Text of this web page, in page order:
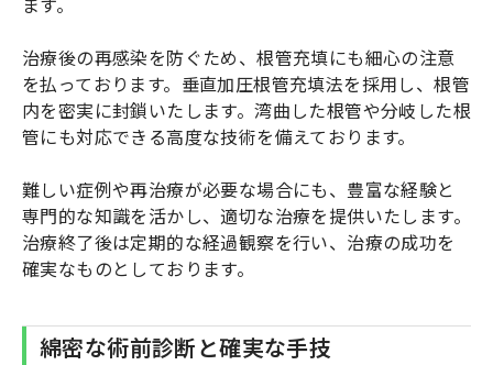
治療後の再感染を防ぐため、根管充填にも細心の注意
を払っております。垂直加圧根管充填法を採用し、根管
内を密実に封鎖いたします。湾曲した根管や分岐した根
管にも対応できる高度な技術を備えております。
難しい症例や再治療が必要な場合にも、豊富な経験と
専門的な知識を活かし、適切な治療を提供いたします。
治療終了後は定期的な経過観察を行い、治療の成功を
確実なものとしております。
綿密な術前診断と確実な手技